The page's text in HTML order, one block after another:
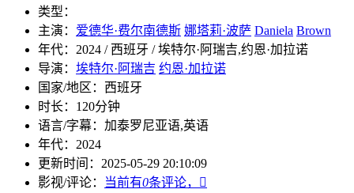
类型：
主演： 爱德华·费尔南德斯 娜塔莉·波萨 Daniela Brown
年代： 2024 / 西班牙 / 埃特尔·阿瑞吉,约恩·加拉诺
导演： 埃特尔·阿瑞吉 约恩·加拉诺
国家/地区： 西班牙
时长： 120分钟
语言/字幕： 加泰罗尼亚语,英语
年代： 2024
更新时间： 2025-05-29 20:10:09
影视/评论：
当前有0条评论，
